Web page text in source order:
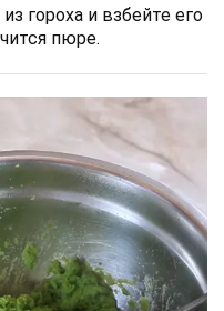
гороха и взбейте его
пюре.